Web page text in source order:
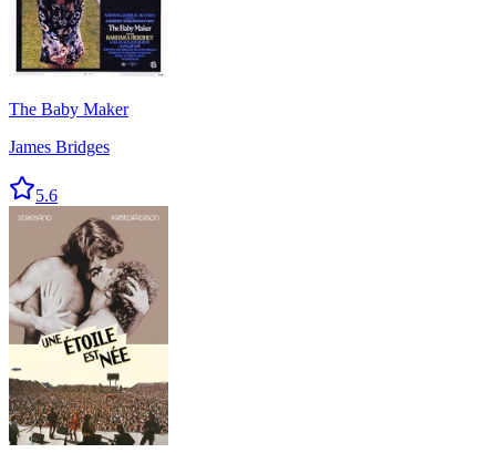
The Baby Maker
James Bridges
5.6